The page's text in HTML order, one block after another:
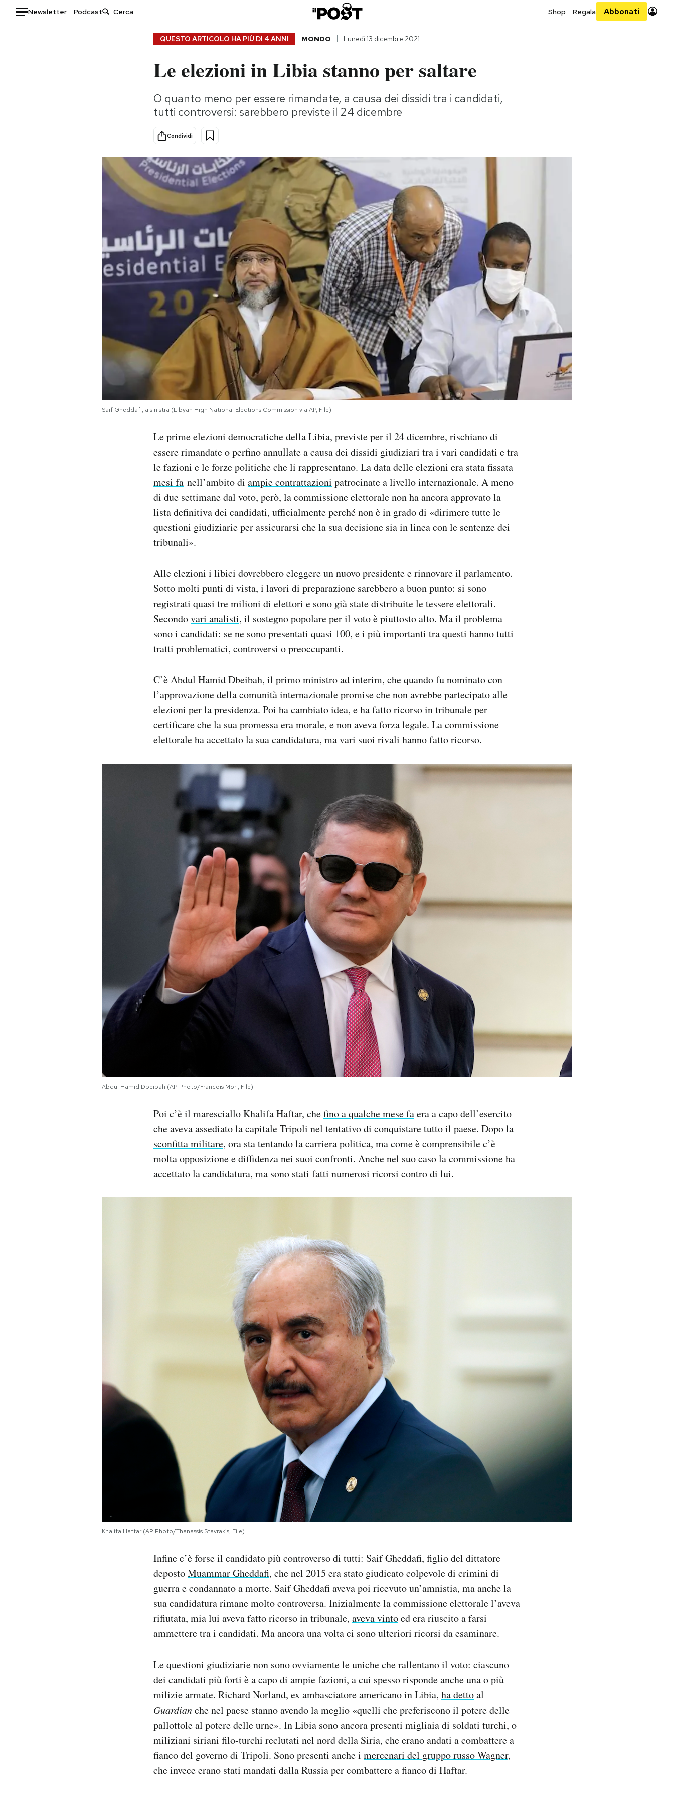
Newsletter Podcast Shop Regala Abbonati
Consumismi
Storie/Idee
Ok Boomer!
Media
Europa
Altrecose
Mondiali calcio 2026
AREA PERSONALE
QUESTO ARTICOLO HA PIÙ DI 4 ANNI MONDO Lunedì 13 dicembre 2021
Le elezioni in Libia stanno per saltare
O quanto meno per essere rimandate, a causa dei dissidi tra i candidati,
tutti controversi: sarebbero previste il 24 dicembre
Condividi
Saif Gheddafi, a sinistra (Libyan High National Elections Commission via AP, File)
Le prime elezioni democratiche della Libia, previste per il 24 dicembre, rischiano di
essere rimandate o perfino annullate a causa dei dissidi giudiziari tra i vari candidati e tra
le fazioni e le forze politiche che li rappresentano. La data delle elezioni era stata fissata
mesi fa nell’ambito di ampie contrattazioni patrocinate a livello internazionale. A meno
di due settimane dal voto, però, la commissione elettorale non ha ancora approvato la
lista definitiva dei candidati, ufficialmente perché non è in grado di «dirimere tutte le
questioni giudiziarie per assicurarsi che la sua decisione sia in linea con le sentenze dei
tribunali».
Alle elezioni i libici dovrebbero eleggere un nuovo presidente e rinnovare il parlamento.
Sotto molti punti di vista, i lavori di preparazione sarebbero a buon punto: si sono
registrati quasi tre milioni di elettori e sono già state distribuite le tessere elettorali.
Secondovari analisti, il sostegno popolare per il voto è piuttosto alto. Ma il problema
sono i candidati: se ne sono presentati quasi 100, e i più importanti tra questi hanno tutti
tratti problematici, controversi o preoccupanti.
C’è Abdul Hamid Dbeibah, il primo ministro ad interim, che quando fu nominato con
l’approvazione della comunità internazionale promise che non avrebbe partecipato alle
elezioni per la presidenza. Poi ha cambiato idea, e ha fatto ricorso in tribunale per
certificare che la sua promessa era morale, e non aveva forza legale. La commissione
elettorale ha accettato la sua candidatura, ma vari suoi rivali hanno fatto ricorso.
Abdul Hamid Dbeibah (AP Photo/Francois Mori, File)
Poi c’è il maresciallo Khalifa Haftar, chefino a qualche mese faera a capo dell’esercito
che aveva assediato la capitale Tripoli nel tentativo di conquistare tutto il paese. Dopo la
sconfitta militare, ora sta tentando la carriera politica, ma come è comprensibile c’è
molta opposizione e diffidenza nei suoi confronti. Anche nel suo caso la commissione ha
accettato la candidatura, ma sono stati fatti numerosi ricorsi contro di lui.
Khalifa Haftar (AP Photo/Thanassis Stavrakis, File)
Infine c’è forse il candidato più controverso di tutti: Saif Gheddafi, figlio del dittatore
depostoMuammar Gheddafi, che nel 2015 era stato giudicato colpevole di crimini di
guerra e condannato a morte. Saif Gheddafi aveva poi ricevuto un’amnistia, ma anche la
sua candidatura rimane molto controversa. Inizialmente la commissione elettorale l’aveva
rifiutata, mia lui aveva fatto ricorso in tribunale, aveva vintoed era riuscito a farsi
ammettere tra i candidati. Ma ancora una volta ci sono ulteriori ricorsi da esaminare.
Le questioni giudiziarie non sono ovviamente le uniche che rallentano il voto: ciascuno
dei candidati più forti è a capo di ampie fazioni, a cui spesso risponde anche una o più
milizie armate. Richard Norland, ex ambasciatore americano in Libia, ha dettoal
Guardianche nel paese stanno avendo la meglio «quelli che preferiscono il potere delle
pallottole al potere delle urne». In Libia sono ancora presenti migliaia di soldati turchi, o
miliziani siriani filo-turchi reclutati nel nord della Siria, che erano andati a combattere a
fianco del governo di Tripoli. Sono presenti anche i mercenari del gruppo russo Wagner,
che invece erano stati mandati dalla Russia per combattere a fianco di Haftar.